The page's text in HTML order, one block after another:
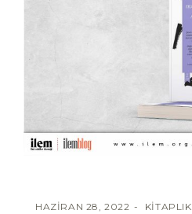
HAZIRAN 28, 2022 KITAPLIK